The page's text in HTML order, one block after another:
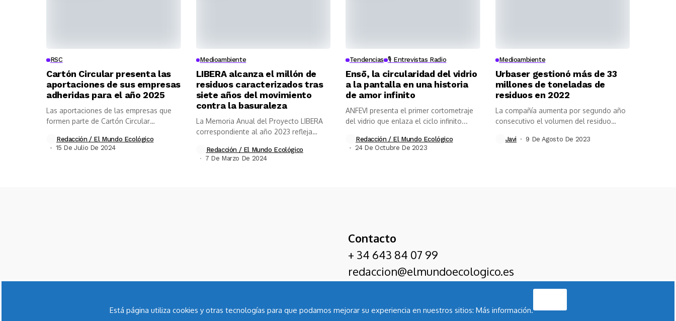
RSC
Cartón Circular presenta las
aportaciones de sus empresas
adheridas para el año 2025
Las aportaciones de las empresas que
formen parte de Cartón Circular
Redacción / El Mundo Ecológico
15 De Julio De 2024
Medioambiente
LIBERA alcanza el millón de
residuos caracterizados tras
siete años del movimiento
contra la basuraleza
La Memoria Anual del Proyecto LIBERA
correspondiente al año 2023 refleja
Redacción / El Mundo Ecológico
7 De Marzo De 2024
Tendencias 🎙️ Entrevistas Radio
Ensō, la circularidad del vidrio
a la pantalla en una historia
de amor infinito
ANFEVI presenta el primer cortometraje
del vidrio que enlaza el ciclo infinito...
Redacción / El Mundo Ecológico
24 De Octubre De 2023
Medioambiente
Urbaser gestionó más de 33
millones de toneladas de
residuos en 2022
La compañía aumenta por segundo año
consecutivo el volumen del residuo
Javi 9 De Agosto De 2023
Contacto
+ 34 643 84 07 99
redaccion@elmundoecologico.es
Está página utiliza cookies y otras tecnologías para que podamos mejorar su experiencia en nuestros sitios: Más información.